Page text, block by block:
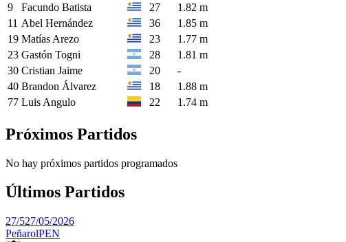
9
Facundo Batista 27
1.82 m
11 Abel Hernández 36
1.85 m
19 Matías Arezo 23
1.77 m
23 Gastón Togni 28
1.81 m
30 Cristian Jaime 20
-
40 Brandon Álvarez 18
1.88 m
77 Luis Angulo 22 1.74 m
Próximos Partidos
No hay próximos partidos programados
Últimos Partidos
27/527/05/2026
PeñarolPEN